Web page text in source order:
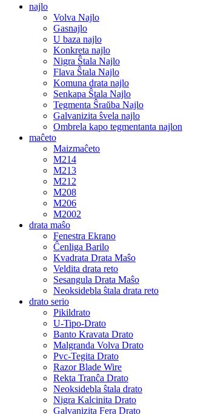
najlo
Volva Najlo
Gasnajlo
U baza najlo
Konkreta najlo
Nigra Ŝtala Najlo
Flava Ŝtala Najlo
Komuna drata najlo
Senkapa Ŝtala Najlo
Tegmenta Ŝraŭba Najlo
Galvanizita ŝvela najlo
Ombrela kapo tegmentanta najlon
maĉeto
Maizmaĉeto
M214
M213
M212
M208
M206
M2002
drata maŝo
Fenestra Ekrano
Ĉenliga Barilo
Kvadrata Drata Maŝo
Veldita drata reto
Sesangula Drata Maŝo
Neoksidebla ŝtala drata reto
drato serio
Pikildrato
U-Tipo-Drato
Banto Kravata Drato
Malgranda Volva Drato
Pvc-Tegita Drato
Razor Blade Wire
Rekta Tranĉa Drato
Neoksidebla ŝtala drato
Nigra Kalcinita Drato
Galvanizita Fera Drato